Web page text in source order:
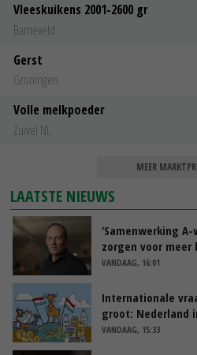
Vleeskuikens 2001-2600 gr
Barneveld
Gerst
Groningen
Volle melkpoeder
Zuivel NL
MEER
LAATSTE NIEUWS
‘Samenwerking
zorgen voor meer
VANDAAG, 16:01
Internationale
groot: Nederland
VANDAAG, 15:33